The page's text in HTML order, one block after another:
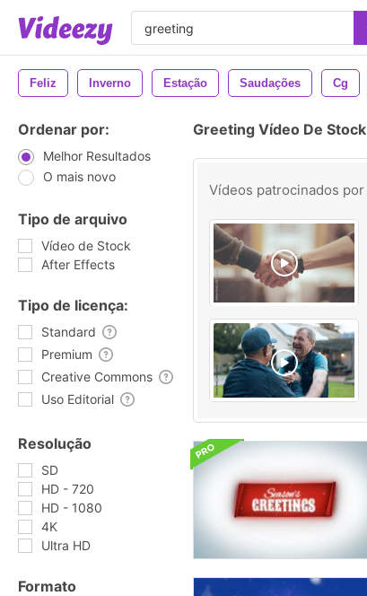
Feliz Inverno Estação Saudações Cg
Ordenar por:
Melhor Resultados
O mais novo
Tipo de arquivo
Vídeo de Stock
After Effects
Tipo de licença:
Standard
Premium
Creative Commons
Uso Editorial
Resolução
SD
HD - 720
HD - 1080
4K
Ultra HD
Formato
Greeting Vídeo De Stock
Vídeos patrocinados por